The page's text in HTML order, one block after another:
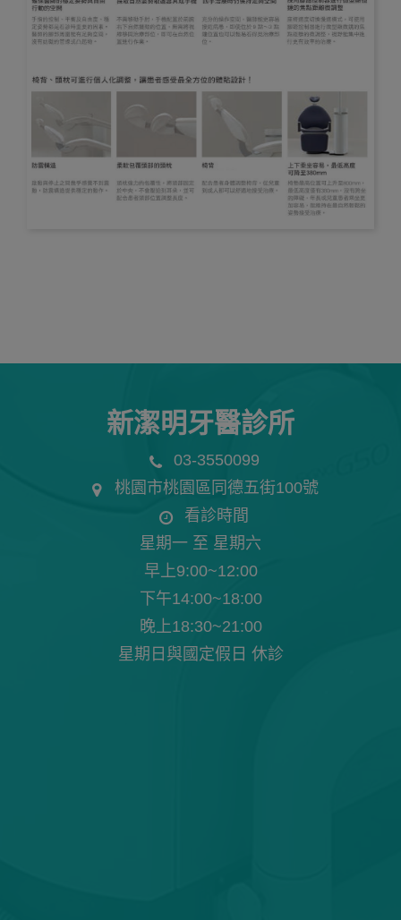
新潔明牙醫診所
03-3550099
桃園市桃園區同德五街100號
看診時間
星期一 至 星期六
早上9:00~12:00
下午14:00~18:00
晚上18:30~21:00
星期日與國定假日 休診